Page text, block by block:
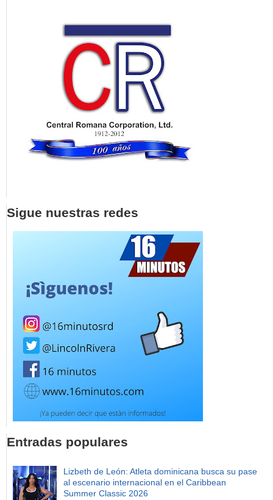
Sigue nuestras redes
Entradas populares
Lizbeth de León: Atleta dominicana busca su pase
al escenario internacional en el Caribbean
Summer Classic 2026